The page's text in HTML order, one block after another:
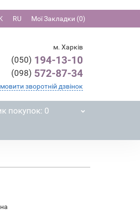
RU Мої Закладки (0)
м. Харків
(050) 194-13-10
(098) 572-87-34
зворотній дзвінок
покупок: 0